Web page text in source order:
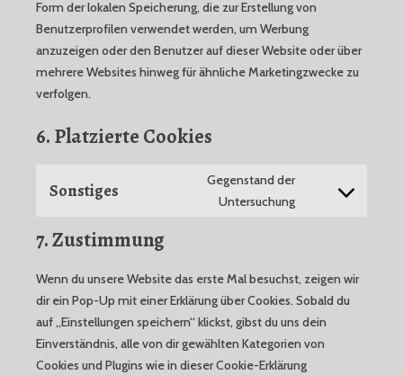
Form der lokalen Speicherung, die zur Erstellung von
Benutzerprofilen verwendet werden, um Werbung
anzuzeigen oder den Benutzer auf dieser Website oder über
mehrere Websites hinweg für ähnliche Marketingzwecke zu
verfolgen.
6. Platzierte Cookies
Sonstiges
Gegenstand der
Untersuchung
Consent
7. Zustimmung
Wenn du unsere Website das erste Mal besuchst, zeigen wir
dir ein Pop-Up mit einer Erklärung über Cookies. Sobald du
auf „Einstellungen speichern“ klickst, gibst du uns dein
Einverständnis, alle von dir gewählten Kategorien von
Cookies und Plugins wie in dieser Cookie-Erklärung